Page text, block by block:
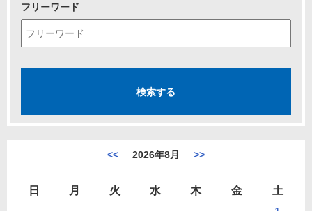
フリーワード
<< 2026年8月 >>
日 月 火 水 木 金
土